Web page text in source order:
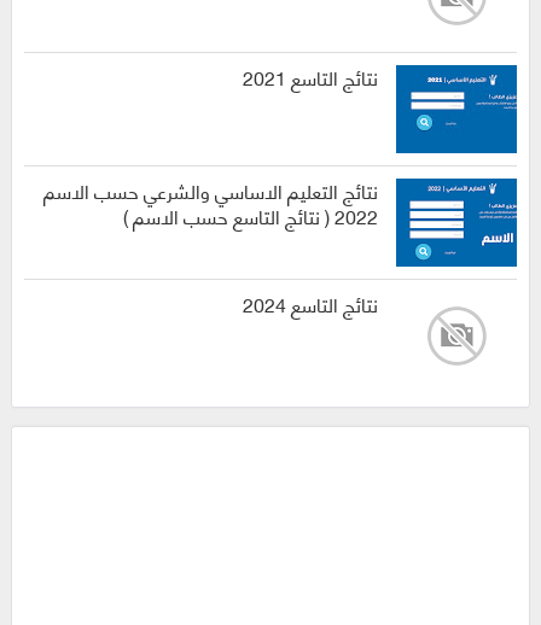
نتائج التاسع 2021
نتائج التعليم الاساسي والشرعي حسب الاسم
2022 ( نتائج التاسع حسب الاسم )
نتائج التاسع 2024